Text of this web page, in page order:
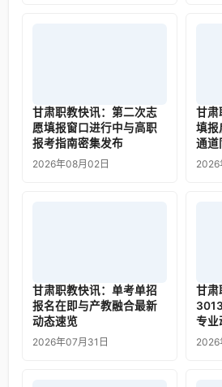
甘肃职教快讯：第二次志
愿填报窗口进行中与高职
报考指南密集发布
2026年08月02日
甘肃
填报
通道
2026
甘肃职教快讯：单考单招
报名在即与产教融合最新
动态速览
2026年07月31日
甘肃
专业
2026